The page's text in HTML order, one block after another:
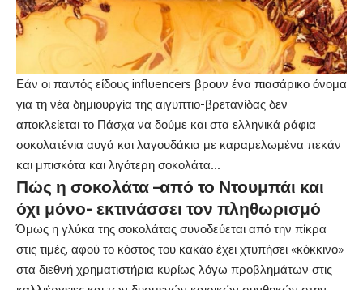
Εάν οι παντός είδους influencers βρουν ένα πιασάρικο όνομα
για τη νέα δημιουργία της αιγυπτιο-βρετανίδας δεν
αποκλείεται το Πάσχα να δούμε και στα ελληνικά ράφια
σοκολατένια αυγά και λαγουδάκια με καραμελωμένα πεκάν
και μπισκότα και λιγότερη σοκολάτα…
Πώς η σοκολάτα –από το Ντουμπάι και
όχι μόνο- εκτινάσσει τον πληθωρισμό
Όμως η γλύκα της σοκολάτας συνοδεύεται από την πίκρα
στις τιμές, αφού το κόστος του κακάο έχει χτυπήσει «κόκκινο»
στα διεθνή χρηματιστήρια κυρίως λόγω προβλημάτων στις